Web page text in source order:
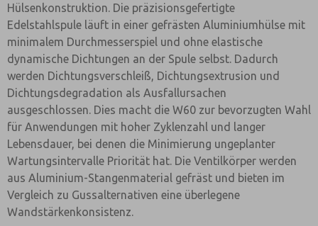
Hülsenkonstruktion. Die präzisionsgefertigte
Edelstahlspule läuft in einer gefrästen Aluminiumhülse mit
minimalem Durchmesserspiel und ohne elastische
dynamische Dichtungen an der Spule selbst. Dadurch
werden Dichtungsverschleiß, Dichtungsextrusion und
Dichtungsdegradation als Ausfallursachen
ausgeschlossen. Dies macht die W60 zur bevorzugten Wahl
für Anwendungen mit hoher Zyklenzahl und langer
Lebensdauer, bei denen die Minimierung ungeplanter
Wartungsintervalle Priorität hat. Die Ventilkörper werden
aus Aluminium-Stangenmaterial gefräst und bieten im
Vergleich zu Gussalternativen eine überlegene
Wandstärkenkonsistenz.